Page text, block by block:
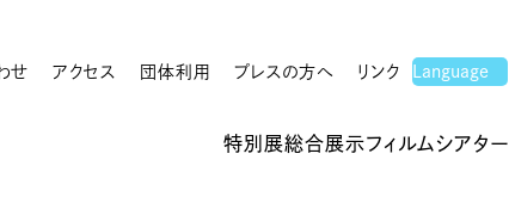
せ アクセス 団体利用 プレスの方へ リンク
特別展総合展示フィルムシアター